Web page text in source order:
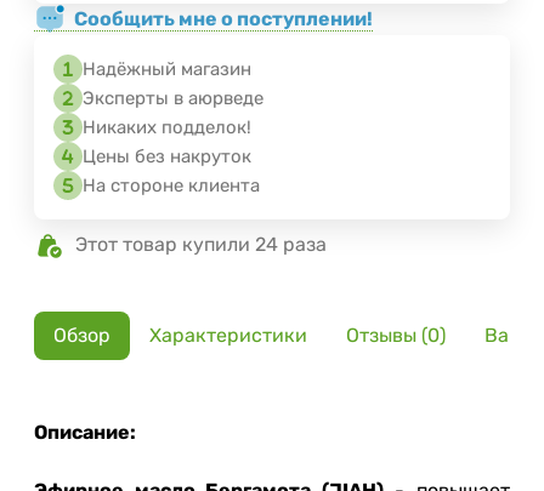
Сообщить мне о поступлении!
Надёжный магазин
Эксперты в аюрведе
Никаких подделок!
Цены без накруток
На стороне клиента
Этот товар купили 24 раза
Обзор Характеристики Отзывы (0)
Описание: